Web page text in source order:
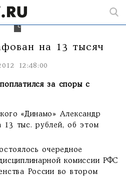
с
судьей.
на 13 тысяч
12:48:00
за споры с
«Динамо» Александр
тыс. рублей, об этом
очередное
комиссии РФС
России во втором